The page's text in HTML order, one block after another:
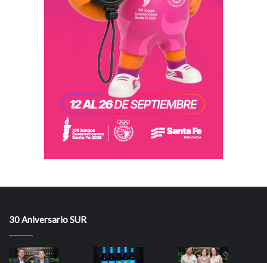
30 Aniversario SUR